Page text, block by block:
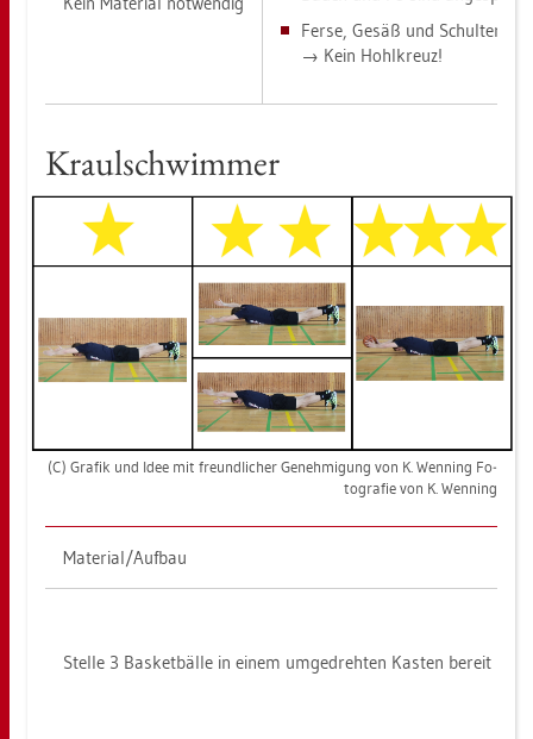
Ferse, Gesäß und Schul­ter
→ Kein Hohl­kreuz!
Kraul­schwim­mer
(C) Gra­fik und Idee mit freund­li­cher Ge­neh­mi­gung von K. Wen­ning Fo­
to­gra­fie von K. Wen­ning
Ma­te­ri­al/Auf­bau
Stel­le 3 Bas­ket­bäl­le in einem um­ge­dreh­ten Kas­ten be­reit